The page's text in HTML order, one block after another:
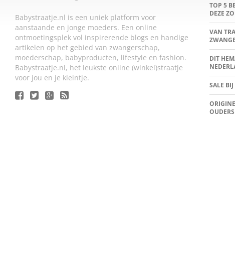
Babystraatje.nl is een uniek platform voor
aanstaande en jonge moeders. Een online
ontmoetingsplek vol inspirerende blogs en handige
artikelen op het gebied van zwangerschap,
moederschap, babyproducten, lifestyle en fashion.
Babystraatje.nl, het leukste online (winkel)straatje
voor jou en je kleintje.
TOP 5
DEZE
VAN
DIT
SALE
OUDERS